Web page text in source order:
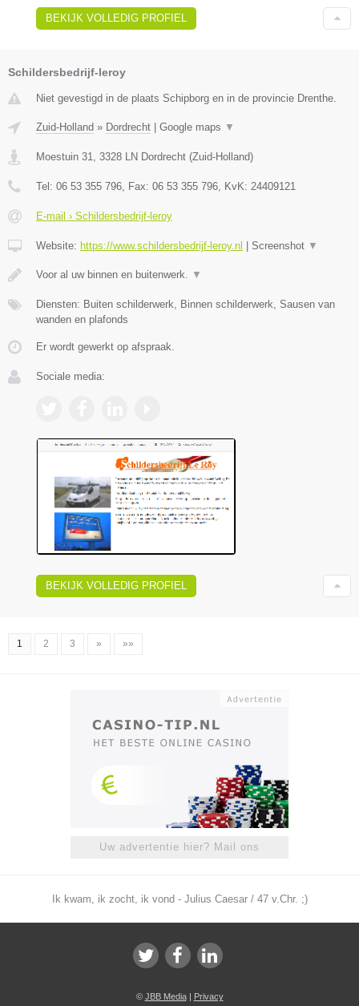
BEKIJK VOLLEDIG PROFIEL
Schildersbedrijf-leroy
Niet gevestigd in de plaats Schipborg en in de provincie Drenthe.
Zuid-Holland » Dordrecht Google maps ▼
Moestuin 31 3328 LN Dordrecht (Zuid-Holland)
Tel: 06 53 355 796 , Fax: 06 53 355 796 , KvK: 24409121
E-mail › Schildersbedrijf-leroy
Website: https://www.schildersbedrijf-leroy.nl Screenshot ▼
Voor al uw binnen en buitenwerk. ▼
Diensten: Buiten schilderwerk, Binnen schilderwerk, Sausen van
wanden en plafonds
Er wordt gewerkt op afspraak.
Sociale media:
BEKIJK VOLLEDIG PROFIEL
1 2 3 » »»
Uw advertentie hier? Mail ons
Ik kwam, ik zocht, ik vond - Julius Caesar / 47 v.Chr. ;)
© JBB Media| Privacy